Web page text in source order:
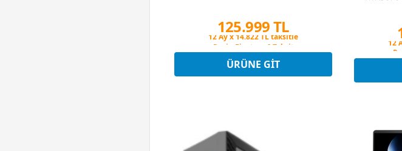
125.999 TL
Peşin Fiyatına 6 Taksit
Peşin Fiyatına 6 Taksit
ÜRÜNE GIT